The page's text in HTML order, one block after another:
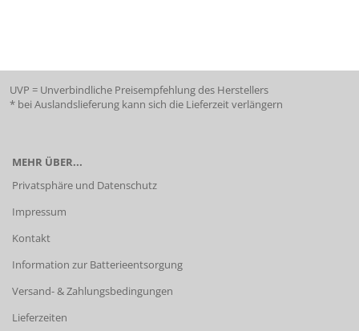
UVP = Unverbindliche Preisempfehlung des Herstellers
* bei Auslandslieferung kann sich die Lieferzeit verlängern
MEHR ÜBER...
Privatsphäre und Datenschutz
Impressum
Kontakt
Information zur Batterieentsorgung
Versand- & Zahlungsbedingungen
Lieferzeiten